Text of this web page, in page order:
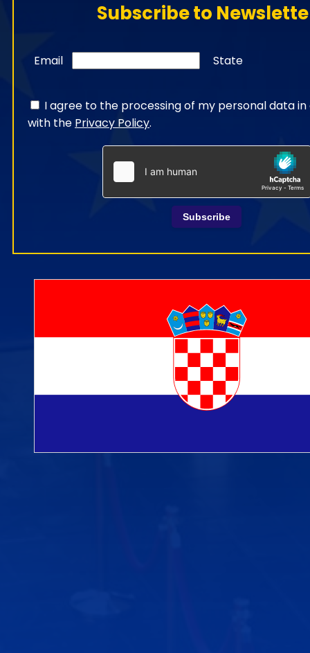
Subscribe to
Email State
I agree to the processing of my personal data
with the Privacy Policy.
Subscribe